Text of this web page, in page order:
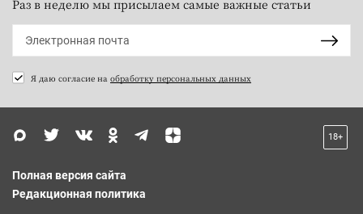
Раз в неделю мы присылаем самые важные статьи
Я даю согласие на обработку персональных данных
18+
Полная версия сайта
Редакционная политика